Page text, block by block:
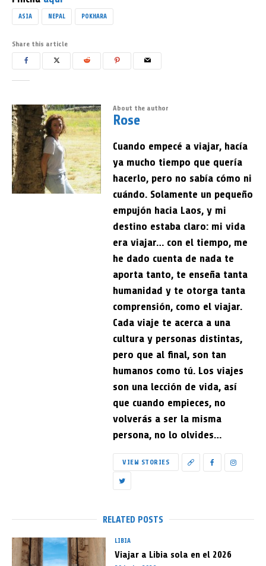
ASIA NEPAL POKHARA
Share this article
About the author
Rose
Cuando empecé a viajar, hacía
ya mucho tiempo que quería
hacerlo, pero no sabía cómo ni
cuándo. Solamente un pequeño
empujón hacia Laos, y mi
destino estaba claro: mi vida
era viajar… con el tiempo, me
he dado cuenta de nada te
aporta tanto, te enseña tanta
humanidad y te otorga tanta
comprensión, como el viajar.
Cada viaje te acerca a una
cultura y personas distintas,
pero que al final, son tan
humanos como tú. Los viajes
son una lección de vida, así
que cuando empieces, no
volverás a ser la misma
persona, no lo olvides…
VIEW STORIES
RELATED POSTS
LIBIA
Viajar a Libia sola en el 2026